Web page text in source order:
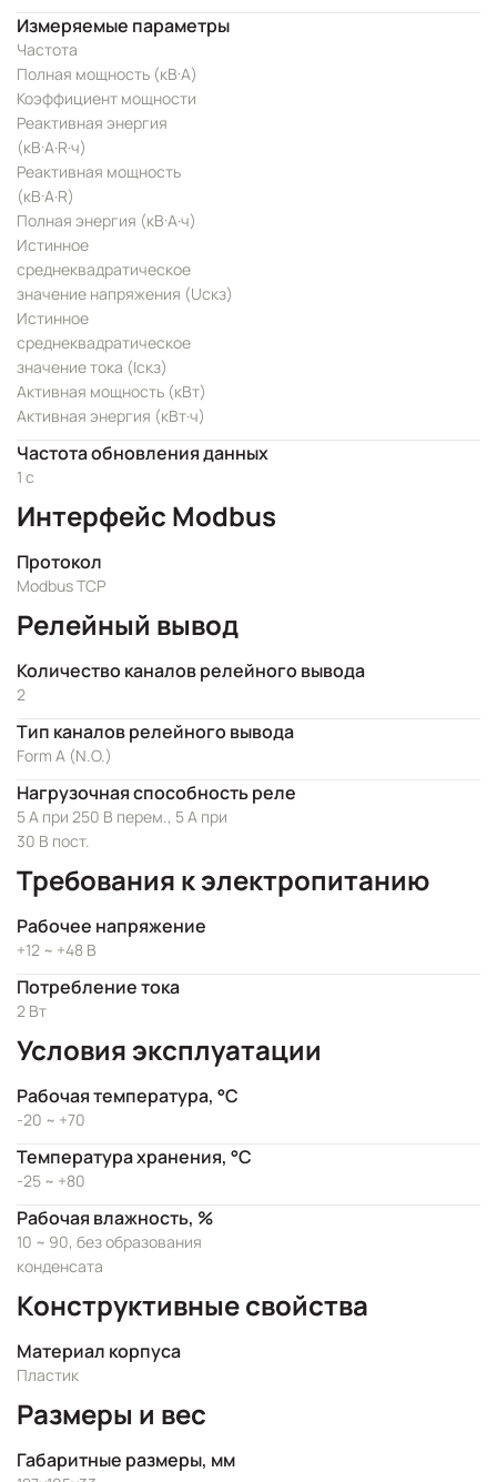
Измеряемые параметры
Частота
Полная мощность (кВ·А)
Коэффициент мощности
Реактивная энергия
(кВ·А·R·ч)
Реактивная мощность
(кВ·А·R)
Полная энергия (кВ·А·ч)
Истинное
среднеквадратическое
значение напряжения (Uскз)
Истинное
среднеквадратическое
значение тока (Iскз)
Активная мощность (кВт)
Активная энергия (кВт·ч)
Частота обновления данных
1 с
Интерфейс Modbus
Протокол
Modbus TCP
Релейный вывод
Количество каналов релейного вывода
2
Тип каналов релейного вывода
Form A (N.O.)
Нагрузочная способность реле
5 А при 250 В перем., 5 А при
30 В пост.
Требования к электропитанию
Рабочее напряжение
+12 ~ +48 В
Потребление тока
2 Вт
Условия эксплуатации
Рабочая температура, °C
-20 ~ +70
Температура хранения, °C
-25 ~ +80
Рабочая влажность, %
10 ~ 90, без образования
конденсата
Конструктивные свойства
Материал корпуса
Пластик
Размеры и вес
Габаритные размеры, мм